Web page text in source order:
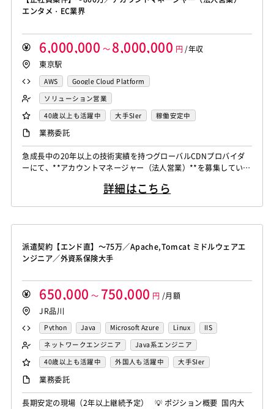
エンタメ・EC業界
6,000,000 ～ 8,000,000 円 /年収
東京駅
AWS
Google Cloud Platform
ソリューション営業
40歳以上も活躍中
大手SIer 稼働安定中
業務委託
急成長中の20年以上の技術実績を持つグローバルCDNプロバイダ
ーにて、**アカウントマネージャー（法人営業）**を募集していま
界を中心に、お客様のビジネス成長を支えるソリューションの提
れば歓迎いたします。 ...
詳細はこちら
派遣契約【エンド直】～75万／Apache,Tomcat ミドルウェアエ
ンジニア／外資系保険大手
650,000 ～ 750,000 円 /月額
JR品川
Python Java Microsoft Azure Linux
IIS
Websphere
Tomcat Apache Weblogic
ネットワークエンジニア
Java系エンジニア
サーバーエンジニア
生保系PM
40歳以上も活躍中 外国人も活躍中
大手SIer
稼働安定中
業務委託
長期安定の現場（2年以上継続予定） 💡 ポジション概要 国内大